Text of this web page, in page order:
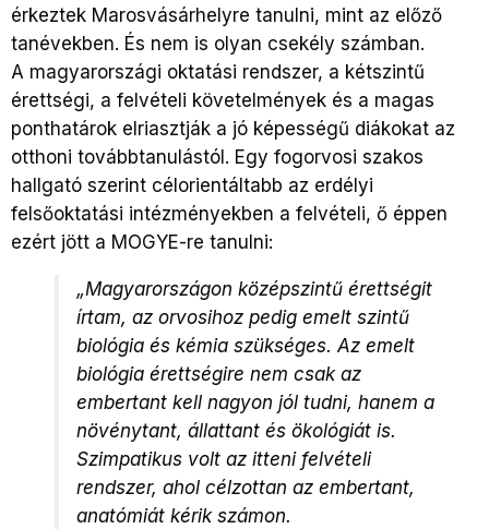
érkeztek Marosvásárhelyre tanulni, mint az előző
tanévekben. És nem is olyan csekély számban.
A magyarországi oktatási rendszer, a kétszintű
érettségi, a felvételi követelmények és a magas
ponthatárok elriasztják a jó képességű diákokat az
otthoni továbbtanulástól. Egy fogorvosi szakos
hallgató szerint célorientáltabb az erdélyi
felsőoktatási intézményekben a felvételi, ő éppen
ezért jött a MOGYE-re tanulni:
„Magyarországon középszintű érettségit
írtam, az orvosihoz pedig emelt szintű
biológia és kémia szükséges. Az emelt
biológia érettségire nem csak az
embertant kell nagyon jól tudni, hanem a
növénytant, állattant és ökológiát is.
Szimpatikus volt az itteni felvételi
rendszer, ahol célzottan az embertant,
anatómiát kérik számon.